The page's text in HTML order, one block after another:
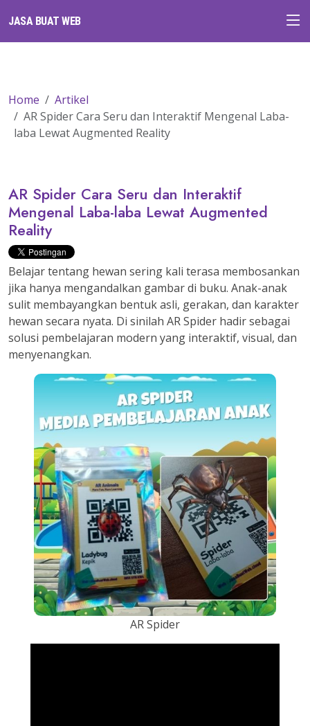
JASA BUAT WEB
Home
Artikel
AR Spider Cara Seru dan Interaktif Mengenal Laba-
laba Lewat Augmented Reality
AR Spider Cara Seru dan Interaktif
Mengenal Laba-laba Lewat Augmented
Reality
Belajar tentang hewan sering kali terasa membosankan
jika hanya mengandalkan gambar di buku. Anak-anak
sulit membayangkan bentuk asli, gerakan, dan karakter
hewan secara nyata. Di sinilah AR Spider hadir sebagai
solusi pembelajaran modern yang interaktif, visual, dan
menyenangkan.
AR Spider